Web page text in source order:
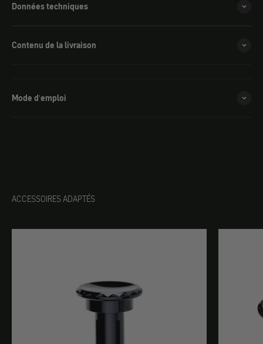
Données techniques
Contenu de la livraison
Mode d'emploi
ACCESSOIRES ADAPTÉS